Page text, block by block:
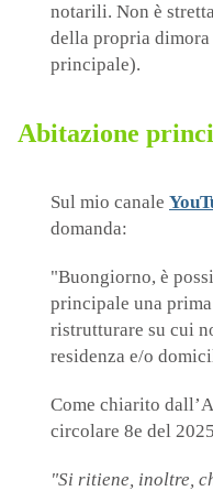
notarili. Non è
della propria
principale).
Abitazione
Sul mio canale
domanda:
"Buongiorno, è
principale una prima
ristrutturare su cui
residenza e/o
Come chiarito
circolare 8e del
"Si ritiene, inoltre,